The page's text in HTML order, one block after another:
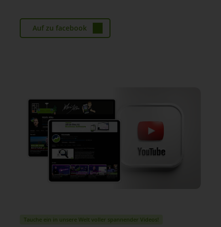
Auf zu facebook
Tauche ein in unsere Welt voller spannender Videos!